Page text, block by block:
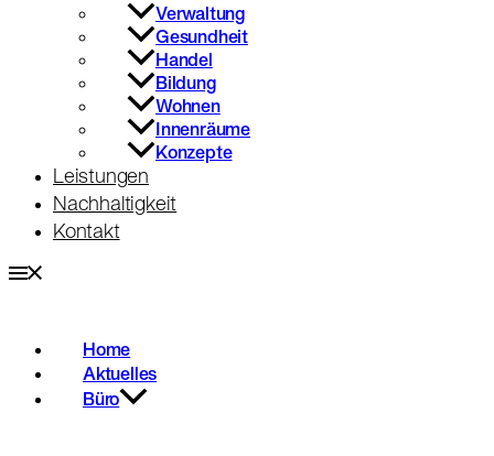
Verwaltung
Gesundheit
Handel
Bildung
Wohnen
Innenräume
Konzepte
Leistungen
Nachhaltigkeit
Kontakt
Home
Aktuelles
Büro